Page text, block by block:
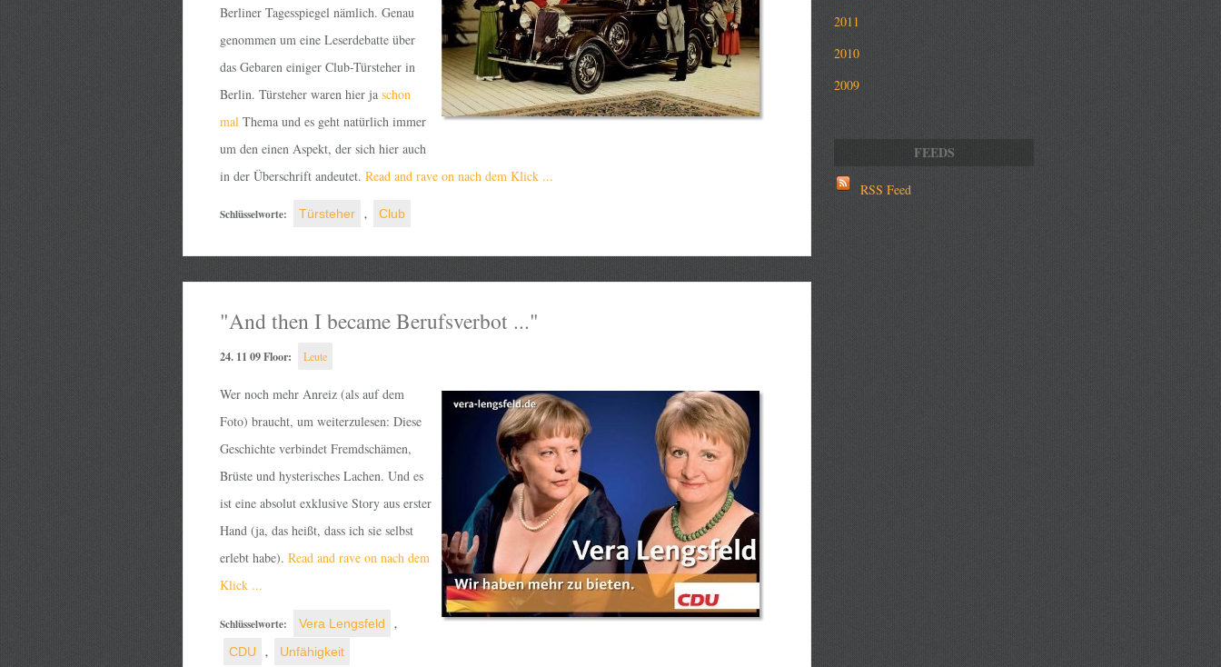
Berliner Tagesspiegel nämlich. Genau
genommen um eine Leserdebatte über
das Gebaren einiger Club-Türsteher in
Berlin. Türsteher waren hier ja schon
mal Thema und es geht natürlich immer
um den einen Aspekt, der sich hier auch
in der Überschrift andeutet. Read and rave on nach dem Klick ...
Schlüsselworte: Türsteher , Club
"And then I became Berufsverbot ..."
24. 11 09 Floor: Leute
Wer noch mehr Anreiz (als auf dem
Foto) braucht, um weiterzulesen: Diese
Geschichte verbindet Fremdschämen,
Brüste und hysterisches Lachen. Und es
ist eine absolut exklusive Story aus erster
Hand (ja, das heißt, dass ich sie selbst
erlebt habe). Read and rave on nach dem
Klick ...
Schlüsselworte: Vera Lengsfeld ,
CDU , Unfähigkeit
2011
2010
2009
RSS Feed